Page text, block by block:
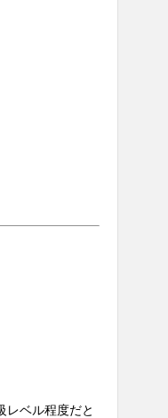
レベル程度だと